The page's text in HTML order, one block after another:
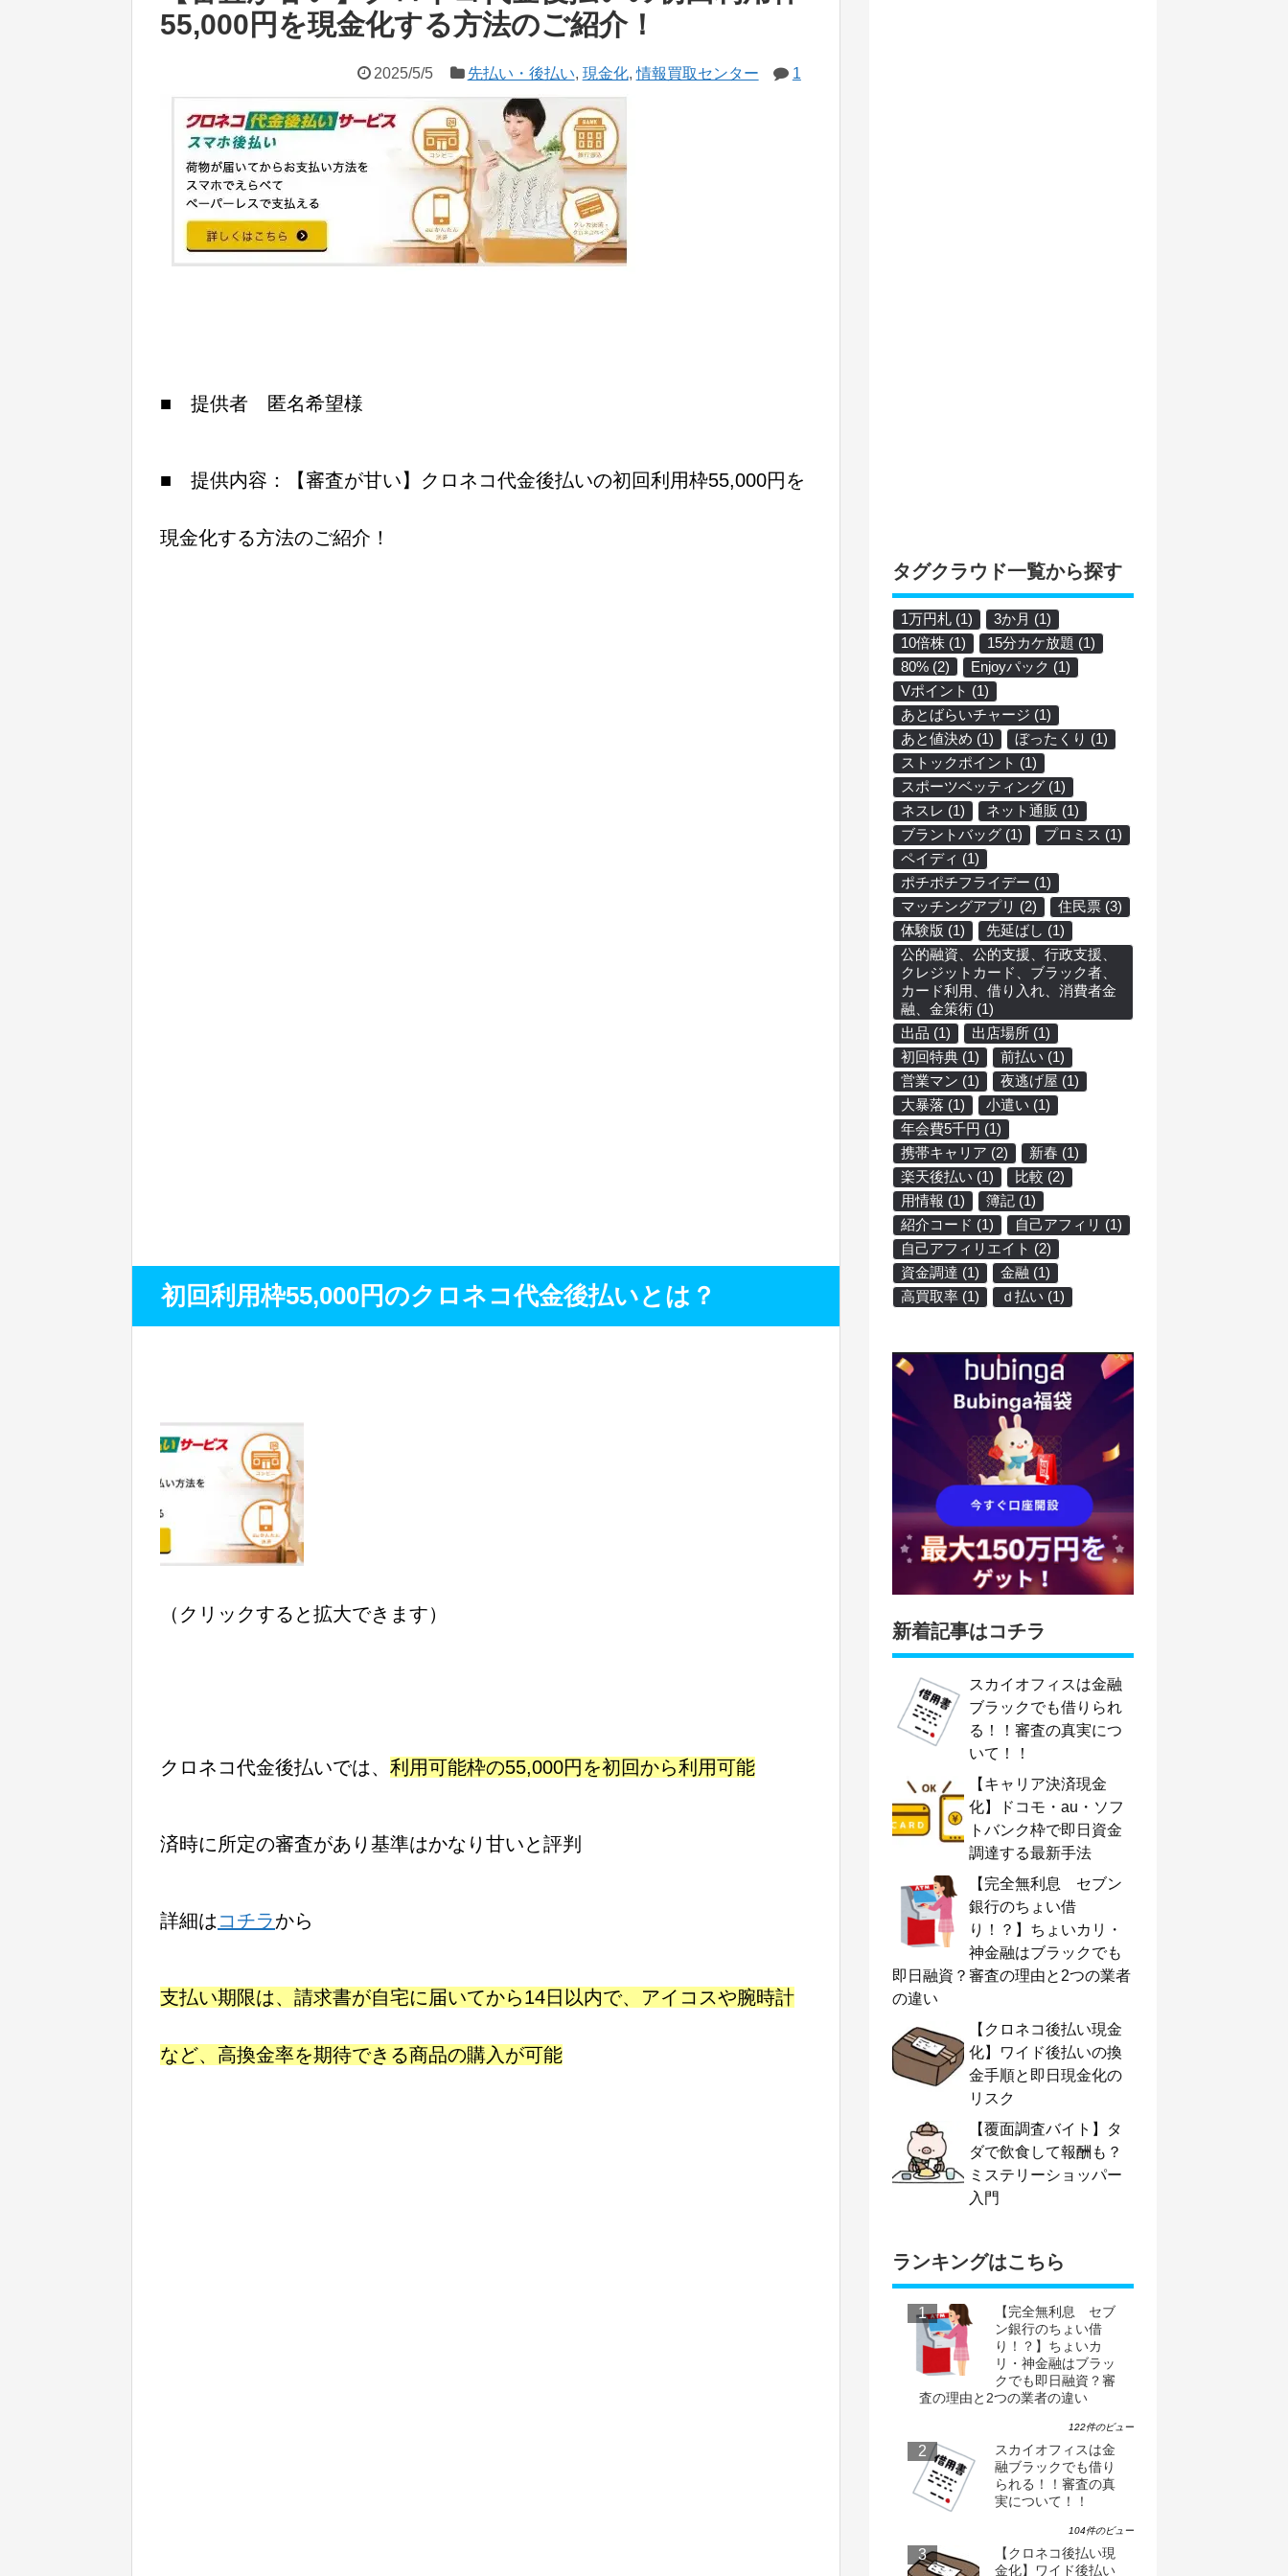
55,000円を現金化する方法のご紹介！
2025/5/5 先払い・後払い, 現金化,情報買取センター 1
■ 提供者 匿名希望様
■ 提供内容：【審査が甘い】クロネコ代金後払いの初回利用枠55,000円を
現金化する方法のご紹介！
初回利用枠55,000円のクロネコ代金後払いとは？
（クリックすると拡大できます）
クロネコ代金後払いでは、 利用可能枠の55,000円を初回から利用可能
済時に所定の審査があり基準はかなり甘いと評判
詳細は コチラから
支払い期限は、請求書が自宅に届いてから14日以内で、アイコスや腕時計
など、高換金率を期待できる商品の購入が可能
タグクラウド一覧から探す
1万円札 (1) 3か月 (1)
10倍株 (1) 15分カケ放題 (1)
80% (2) Enjoyパック (1)
Vポイント (1)
あとばらいチャージ (1)
あと値決め (1) ぼったくり (1)
ストックポイント (1)
スポーツベッティング (1)
ネスレ (1) ネット通販 (1)
ブラントバッグ (1) プロミス (1)
ペイディ (1)
ポチポチフライデー (1)
マッチングアプリ (2) 住民票 (3)
体験版 (1) 先延ばし (1)
公的融資、公的支援、行政支援、
クレジットカード、ブラック者、
カード利用、借り入れ、消費者金
融、金策術 (1)
出品 (1) 出店場所 (1)
初回特典 (1) 前払い (1)
営業マン (1) 夜逃げ屋 (1)
大暴落 (1) 小遣い (1)
年会費5千円 (1)
携帯キャリア (2) 新春 (1)
楽天後払い (1) 比較 (2)
用情報 (1) 簿記 (1)
紹介コード (1) 自己アフィリ (1)
自己アフィリエイト (2)
資金調達 (1) 金融 (1)
高買取率 (1) ｄ払い (1)
新着記事はコチラ
スカイオフィスは金融
ブラックでも借りられ
る！！審査の真実につ
いて！！
【キャリア決済現金
化】ドコモ・au・ソフ
トバンク枠で即日資金
調達する最新手法
【完全無利息 セブン
銀行のちょい借
り！？】ちょいカリ・
神金融はブラックでも
即日融資？審査の理由と2つの業者
の違い
【クロネコ後払い現金
化】ワイド後払いの換
金手順と即日現金化の
リスク
【覆面調査バイト】タ
ダで飲食して報酬も？
ミステリーショッパー
入門
ランキングはこちら
【完全無利息 セブ
ン銀行のちょい借
り！？】ちょいカ
リ・神金融はブラッ
クでも即日融資？審
査の理由と2つの業者の違い
122件のビュー
スカイオフィスは金
融ブラックでも借り
られる！！審査の真
実について！！
104件のビュー
【クロネコ後払い現
金化】ワイド後払い